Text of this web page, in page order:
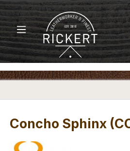
Zum Hauptinhalt springen
Concho Sphinx